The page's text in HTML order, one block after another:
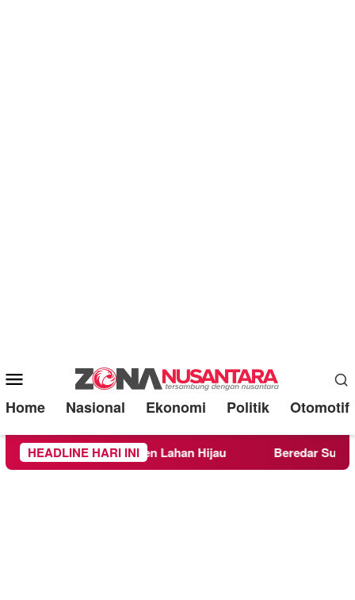
Mobile
Menu
Home Nasional Ekonomi Politik Otomotif
HEADLINE HARI INI
30 Persen Lahan Hijau Beredar Surat Larangan